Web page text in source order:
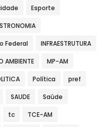
Esporte
Federal INFRAESTRUTURA
AMBIENTE MP-AM
Política pref
SAUDE Saúde
tc TCE-AM